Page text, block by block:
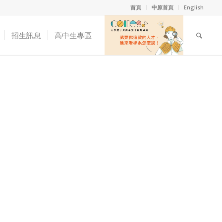
首頁 中原首頁 English
招生訊息 高中生專區